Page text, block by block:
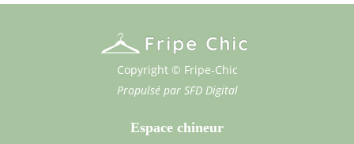
Copyright © Fripe-Chic
Propulsé par SFD Digital
Espace chineur